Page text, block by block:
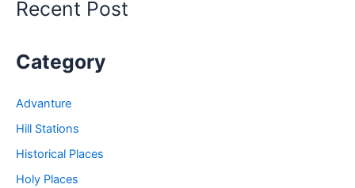
Places
Recent Post
Category
Advanture
Hill Stations
Historical Places
Holy Places